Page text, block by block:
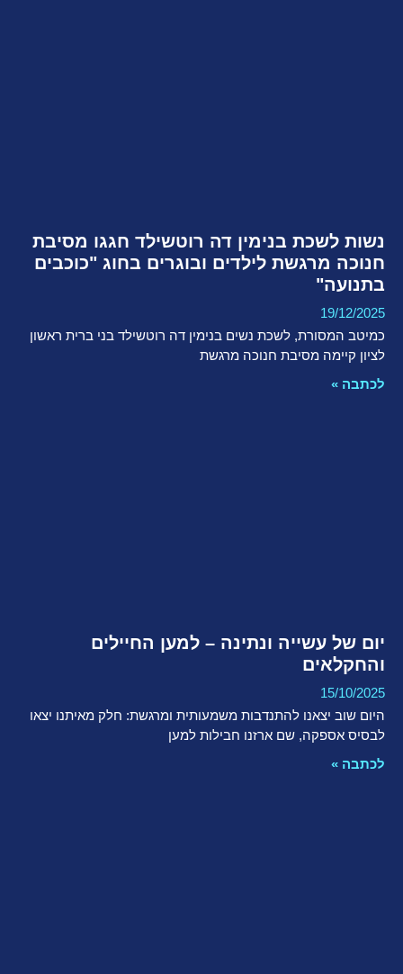
נשות לשכת בנימין דה רוטשילד חגגו מסיבת
חנוכה מרגשת לילדים ובוגרים בחוג "כוכבים
בתנועה"
19/12/2025
כמיטב המסורת, לשכת נשים בנימין דה רוטשילד בני ברית ראשון
לציון קיימה מסיבת חנוכה מרגשת
לכתבה »
יום של עשייה ונתינה – למען החיילים
והחקלאים
15/10/2025
היום שוב יצאנו להתנדבות משמעותית ומרגשת: חלק מאיתנו יצאו
לבסיס אספקה, שם ארזנו חבילות למען
לכתבה »